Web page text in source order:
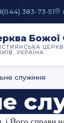
383-73-51
Божої
УКРАЇНА
служіння